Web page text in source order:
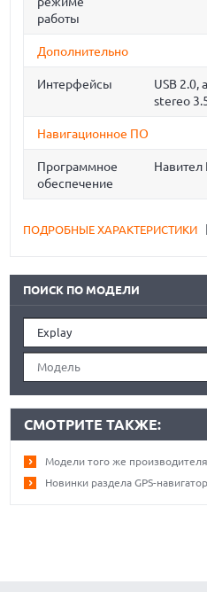
работы
Дополнительно
Интерфейсы
USB 2.0,
stereo
Навигационное ПО
Программное
обеспечение
Навител
ПОДРОБНЫЕ ХАРАКТЕРИСТИКИ
ПОИСК ПО МОДЕЛИ
Explay
Модель
СМОТРИТЕ ТАКЖЕ:
Модели того же производителя
Новинки раздела GPS-